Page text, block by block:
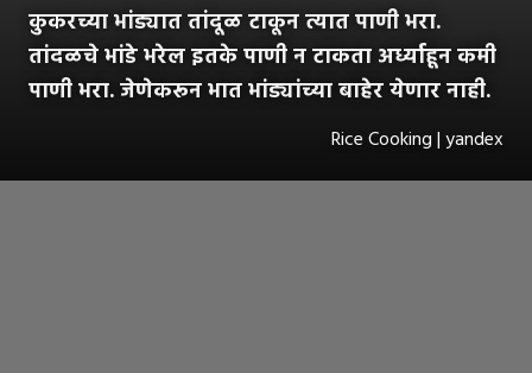
कुकरच्या भांड्यात तांदूळ टाकून त्यात पाणी भरा.
तांदळचे भांडे भरेल इतके पाणी न टाकता अर्ध्याहून कमी
पाणी भरा. जेणेकरून भात भांड्यांच्या बाहेर येणार नाही.
Rice Cooking | yandex